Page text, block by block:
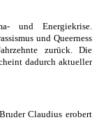
und Energiekrise.
und Queerness
zurück. Die
dadurch aktueller
Claudius erobert